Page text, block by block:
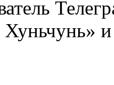
Хуньчунь»